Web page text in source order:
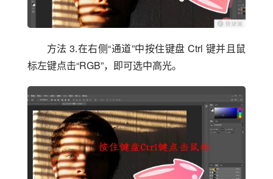
方法 3.在右侧“通道”中按住键盘 Ctrl 键并且鼠
标左键点击“RGB”，即可选中高光。